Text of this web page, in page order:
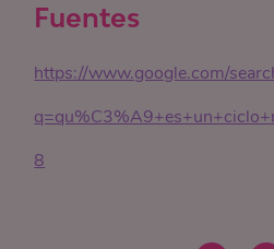
Fuentes
https://www.google.com/
8